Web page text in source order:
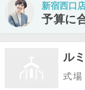
新宿西口
予算に
ル
式場